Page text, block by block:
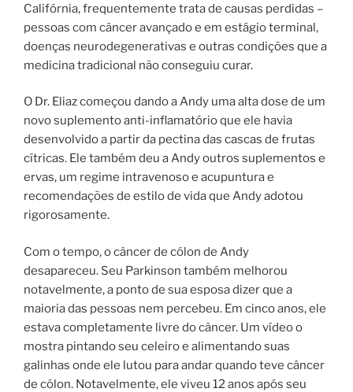
Califórnia, frequentemente trata de causas perdidas –
pessoas com câncer avançado e em estágio terminal,
doenças neurodegenerativas e outras condições que a
medicina tradicional não conseguiu curar.
O Dr. Eliaz começou dando a Andy uma alta dose de um
novo suplemento anti-inflamatório que ele havia
desenvolvido a partir da pectina das cascas de frutas
cítricas. Ele também deu a Andy outros suplementos e
ervas, um regime intravenoso e acupuntura e
recomendações de estilo de vida que Andy adotou
rigorosamente.
Com o tempo, o câncer de cólon de Andy
desapareceu. Seu Parkinson também melhorou
notavelmente, a ponto de sua esposa dizer que a
maioria das pessoas nem percebeu. Em cinco anos, ele
estava completamente livre do câncer. Um vídeo o
mostra pintando seu celeiro e alimentando suas
galinhas onde ele lutou para andar quando teve câncer
de cólon. Notavelmente, ele viveu 12 anos após seu